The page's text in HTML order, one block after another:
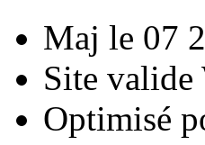
Maj le 07
Site valide
Optimisé